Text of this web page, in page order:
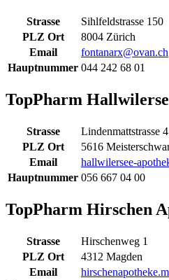
Strasse
Sihlfeldstrasse 150
PLZ Ort
8004 Zürich
Email
fontanarx@ovan.ch
Hauptnummer 044 242 68 01
TopPharm
Strasse
Lindenmattstrasse
PLZ Ort
5616
Email
hallwilersee-
Hauptnummer 056 667 04 00
TopPharm Hirschen
Strasse
Hirschenweg 1
PLZ Ort
4312 Magden
Email